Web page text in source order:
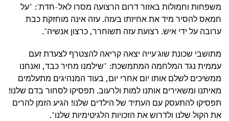
משפחות וחמולות באזור דרום הרצועה מסרו לאל-חדת': "על
חמאס להסיר מיד את אחיזתו בעזה. עזה אינה מוחזקת כבת
ערובה על ידי איש. רצועת עזה תשוחרר, כרצון אנשיה".
מתושבי שכונת שוג'עייה יצאה קריאה להצטרף לצעדת זעם
עממית נגד המלחמה המתמשכת: "שילמנו מחיר כבד, ואנחנו
ממשיכים לשלם אותו יום אחרי יום, בעוד המנהיגים מתעלמים
מאיתנו ומשאירים אותנו למות ולרעוב. תפסיקו לסחור בדם שלנו!
תפסיקו להתעסק עם העתיד של הילדים שלנו! הגיע הזמן להרים
את הקול שלנו ולדרוש את הזכויות הלגיטימיות שלנו".